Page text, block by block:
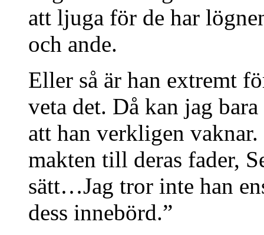
att ljuga för de har
och ande.
Eller så är han extremt
veta det. Då kan jag
att han verkligen
makten till deras fader,
sätt…Jag tror inte han
dess innebörd.”